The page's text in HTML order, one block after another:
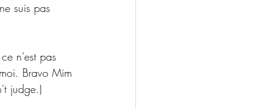
suis pas
n’est pas
Bravo Mim
judge.)